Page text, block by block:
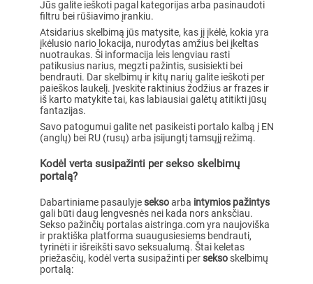
Jūs galite ieškoti pagal kategorijas arba pasinaudoti
filtru bei rūšiavimo įrankiu.
Atsidarius skelbimą jūs matysite, kas jį įkėlė, kokia yra
įkėlusio nario lokacija, nurodytas amžius bei įkeltas
nuotraukas. Ši informacija leis lengviau rasti
patikusius narius, megzti pažintis, susisiekti bei
bendrauti. Dar skelbimų ir kitų narių galite ieškoti per
paieškos laukelį. Įveskite raktinius žodžius ar frazes ir
iš karto matykite tai, kas labiausiai galėtų atitikti jūsų
fantazijas.
Savo patogumui galite net pasikeisti portalo kalbą į EN
(anglų) bei RU (rusų) arba įsijungtį tamsųjį režimą.
Kodėl verta susipažinti per sekso skelbimų
portalą?
Dabartiniame pasaulyjeseksoarba intymios pažintys
gali būti daug lengvesnės nei kada nors anksčiau.
Sekso pažinčių portalas aistringa.com yra naujoviška
ir praktiška platforma suaugusiesiems bendrauti,
tyrinėti ir išreikšti savo seksualumą. Štai keletas
priežasčių, kodėl verta susipažinti perseksoskelbimų
portalą: